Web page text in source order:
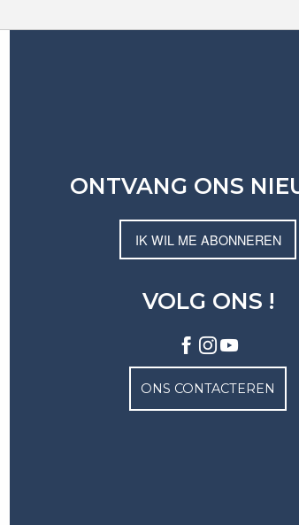
ONTVANG ONS
IK WIL ME ABONNEREN
VOLG ONS !
ONS CONTACTEREN